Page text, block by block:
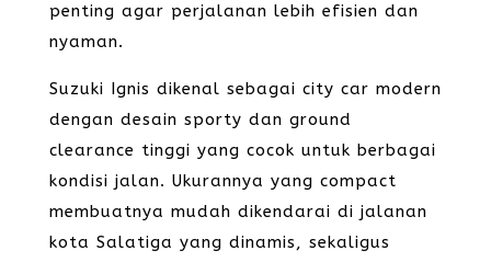
penting agar perjalanan lebih efisien dan
nyaman.
Suzuki Ignis dikenal sebagai city car modern
dengan desain sporty dan ground
clearance tinggi yang cocok untuk berbagai
kondisi jalan. Ukurannya yang compact
membuatnya mudah dikendarai di jalanan
kota Salatiga yang dinamis, sekaligus